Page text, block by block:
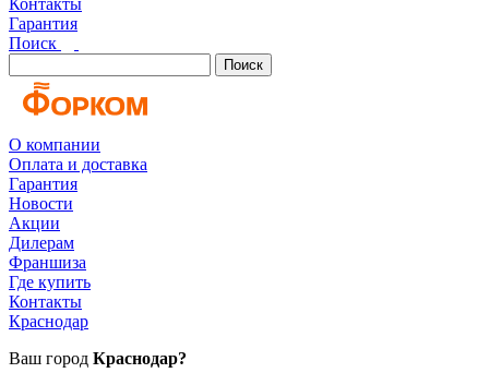
Контакты
Гарантия
Поиск
Поиск
О компании
Оплата и доставка
Гарантия
Новости
Акции
Дилерам
Франшиза
Где купить
Контакты
Краснодар
Ваш город Краснодар?